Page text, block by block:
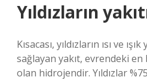
Yıldızların
Kısacası, yıldızların ısı ve
sağlayan yakıt, evrendeki
olan hidrojendir. Yıldızlar